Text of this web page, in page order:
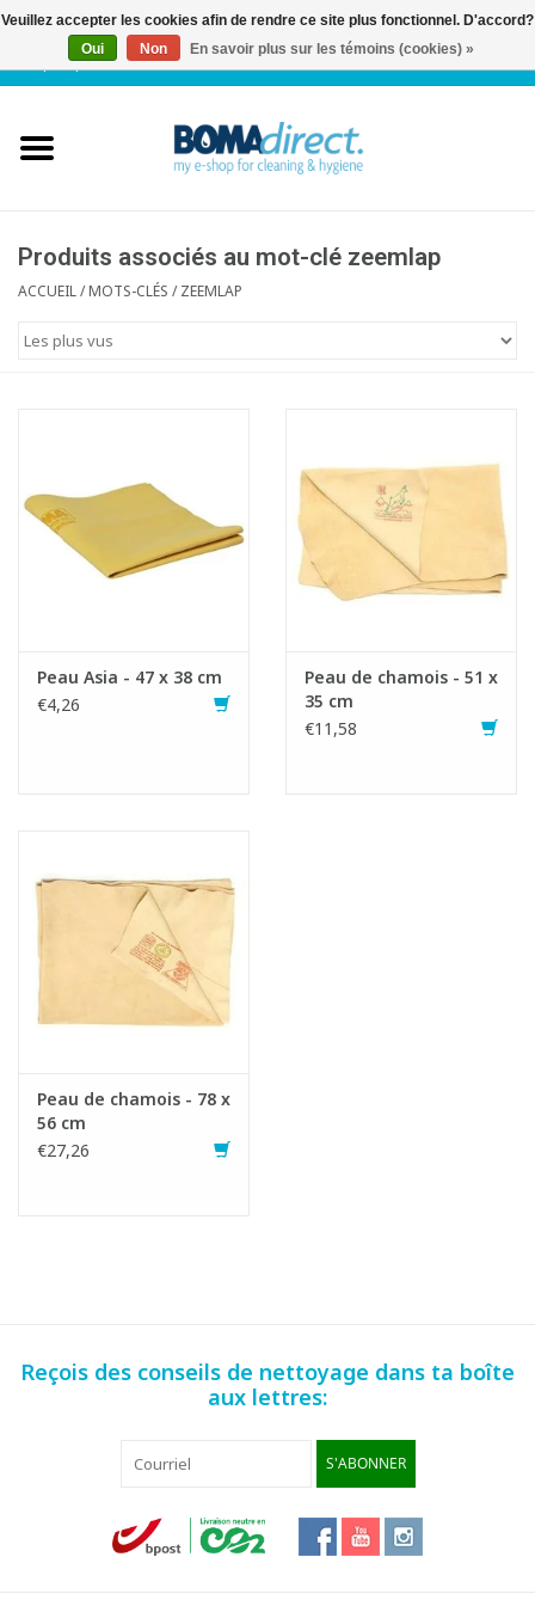
FR| 0 Articles
Service client
Produits associés au mot-clé zeemlap
ACCUEIL/MOTS-CLÉS /ZEEMLAP
Peau Asia - 47 x 38 cm
€4,26
Peau de chamois - 51 x
35 cm
€11,58
Peau de chamois - 78 x
56 cm
€27,26
Reçois des conseils de nettoyage dans ta boîte
aux lettres:
S'ABONNER
Veuillez accepter les cookies afin de rendre ce site plus fonctionnel. D'accord?
Oui
Non En savoir plus sur les témoins (cookies) »